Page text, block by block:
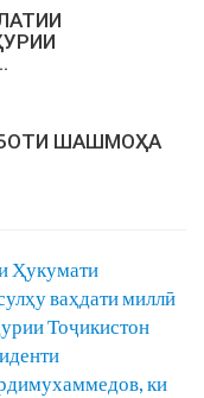
ШАШМОҲА
Ҳукумати
ваҳдати миллӣ
Тоҷикистон
ки